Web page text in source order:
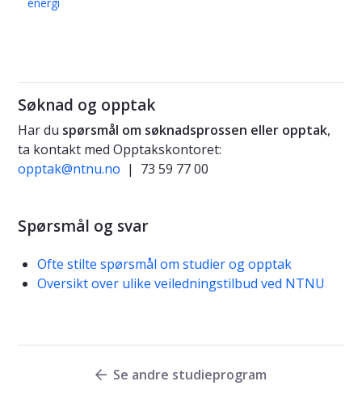
Søknad og opptak
Har du spørsmål om søknadsprossen eller opptak,
ta kontakt med Opptakskontoret:
opptak@ntnu.no | 73 59 77 00
Spørsmål og svar
Ofte stilte spørsmål om studier og opptak
Oversikt over ulike veiledningstilbud ved NTNU
Se andre studieprogram